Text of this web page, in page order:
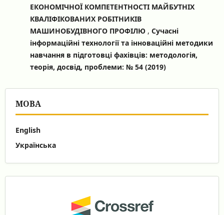
ЕКОНОМІЧНОЇ КОМПЕТЕНТНОСТІ МАЙБУТНІХ
КВАЛІФІКОВАНИХ РОБІТНИКІВ
МАШИНОБУДІВНОГО ПРОФІЛЮ , Сучасні
інформаційні технології та інноваційні методики
навчання в підготовці фахівців: методологія,
теорія, досвід, проблеми: № 54 (2019)
МОВА
English
Українська